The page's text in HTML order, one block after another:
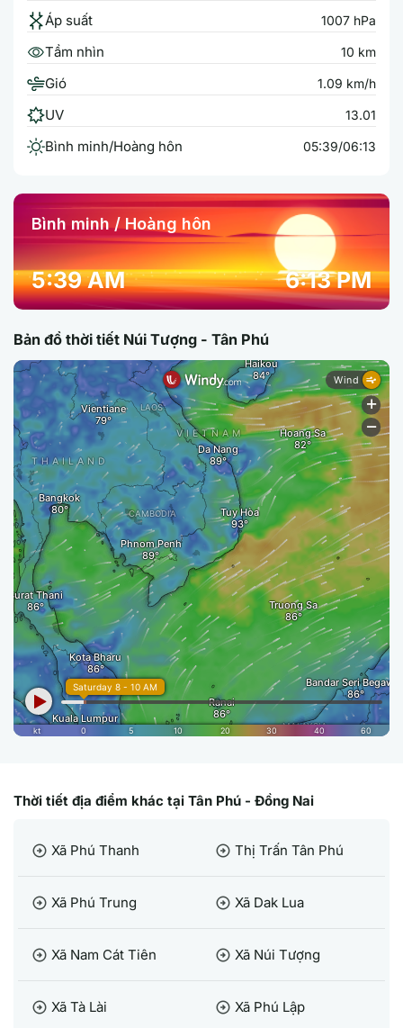
Áp suất 1007 hPa
Tầm nhìn 10 km
Gió 1.09 km/h
UV 13.01
Bình minh/Hoàng hôn 05:39/06:13
Bình minh / Hoàng hôn
5:39 AM 6:13 PM
Bản đồ thời tiết Núi Tượng - Tân Phú
Thời tiết địa điểm khác tại Tân Phú - Đồng Nai
arrow_circle_right Xã Phú Thanh arrow_circle_right Thị Trấn Tân Phú
arrow_circle_right Xã Phú Trung arrow_circle_right Xã Dak Lua
arrow_circle_right Xã Nam Cát Tiên arrow_circle_right Xã Núi Tượng
arrow_circle_right Xã Tà Lài arrow_circle_right Xã Phú Lập